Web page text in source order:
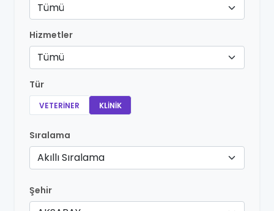
Tümü
Hizmetler
Tümü
Tür
VETERINER KLINIK
Sıralama
Akıllı Sıralama
Şehir